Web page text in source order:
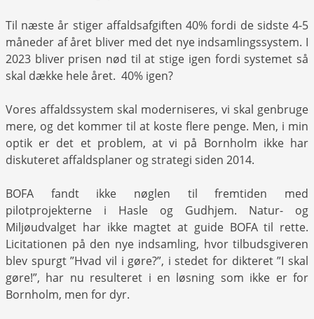
Til næste år stiger affaldsafgiften 40% fordi de sidste 4-5
måneder af året bliver med det nye indsamlingssystem. I
2023 bliver prisen nød til at stige igen fordi systemet så
skal dække hele året. 40% igen?
Vores affaldssystem skal moderniseres, vi skal genbruge
mere, og det kommer til at koste flere penge. Men, i min
optik er det et problem, at vi på Bornholm ikke har
diskuteret affaldsplaner og strategi siden 2014.
BOFA fandt ikke nøglen til fremtiden med
pilotprojekterne i Hasle og Gudhjem. Natur- og
Miljøudvalget har ikke magtet at guide BOFA til rette.
Licitationen på den nye indsamling, hvor tilbudsgiveren
blev spurgt ”Hvad vil i gøre?”, i stedet for dikteret ”I skal
gøre!”, har nu resulteret i en løsning som ikke er for
Bornholm, men for dyr.